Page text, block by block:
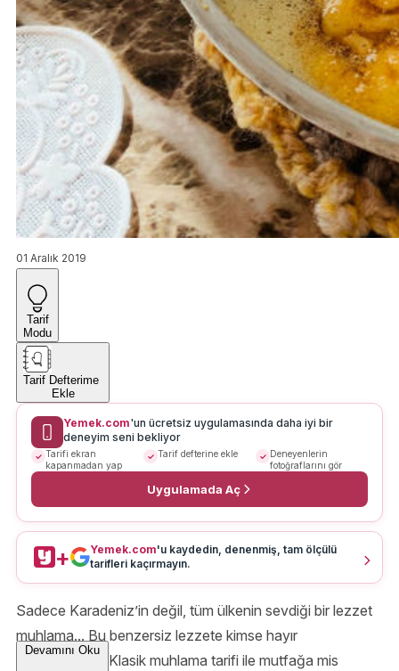
01 Aralık 2019
Tarif
Modu
Tarif Defterime
Ekle
Yemek.com'un ücretsiz uygulamasında daha iyi bir
deneyim seni bekliyor
Tarifi ekran
kapanmadan yap
Tarif defterine ekle
Deneyenlerin
fotoğraflarını gör
Uygulamada Aç
+ Yemek.com'u kaydedin, denenmiş, tam ölçülü
tarifleri kaçırmayın.
Sadece Karadeniz’in değil, tüm ülkenin sevdiği bir lezzet
muhlama... Bu benzersiz lezzete kimse hayır
diyemeyecek! Klasik muhlama tarifi ile mutfağa mis
Devamını Oku